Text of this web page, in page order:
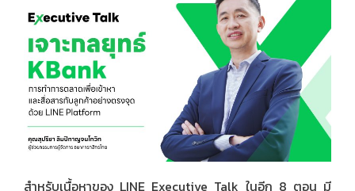
สำหรับเนื้อหาของ LINE Executive Talk ในอีก 8 ตอน มี